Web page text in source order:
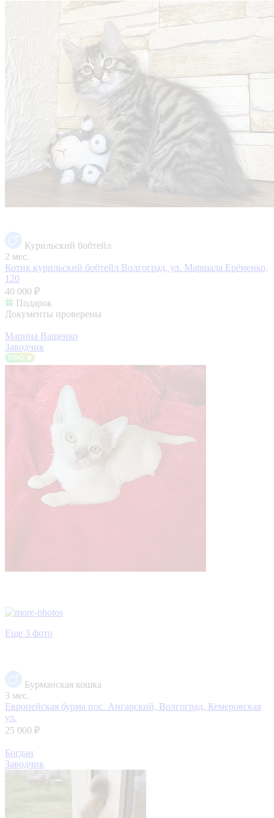
Курильский бобтейл
2 мес.
Котик курильский бобтейл Волгоград, ул. Маршала Ерёменко,
120
40 000 ₽
Подарок
Документы проверены
Марина Ващенко
Заводчик
Еще 3 фото
Бурманская кошка
3 мес.
Европейская бурма пос. Ангарский, Волгоград, Кемеровская
ул.
25 000 ₽
Богдан
Заводчик